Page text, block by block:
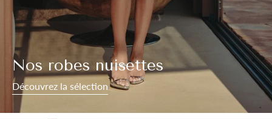
Nos robes nuisettes
Découvrez la sélection